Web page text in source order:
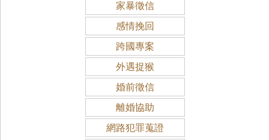
家暴徵信
感情挽回
跨國專案
外遇捉猴
婚前徵信
離婚協助
網路犯罪蒐證